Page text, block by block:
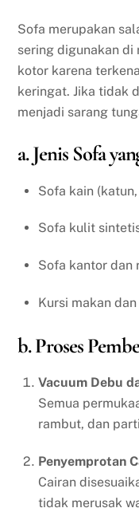
Sofa merupakan
sering digunakan di
kotor karena
keringat. Jika tidak
menjadi sarang
a. Jenis Sofa
Sofa kain
Sofa kulit
Sofa kantor dan
Kursi makan
b. Proses
Vacuum Debu
Semua
rambut, dan
Penyemprotan
Cairan
tidak merusak